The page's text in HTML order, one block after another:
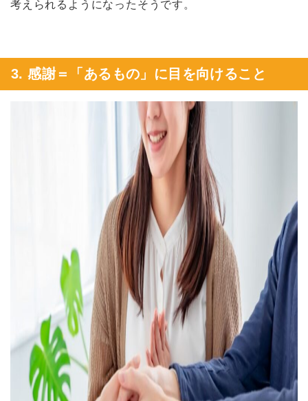
考えられるようになったそうです。
3. 感謝＝「あるもの」に目を向けること